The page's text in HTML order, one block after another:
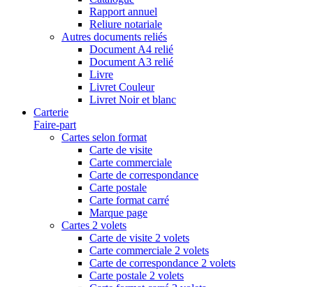
Rapport annuel
Reliure notariale
Autres documents reliés
Document A4 relié
Document A3 relié
Livre
Livret Couleur
Livret Noir et blanc
Carterie
Faire-part
Cartes selon format
Carte de visite
Carte commerciale
Carte de correspondance
Carte postale
Carte format carré
Marque page
Cartes 2 volets
Carte de visite 2 volets
Carte commerciale 2 volets
Carte de correspondance 2 volets
Carte postale 2 volets